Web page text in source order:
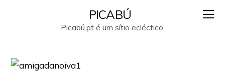
PICABÚ
Picabú.pt é um sítio ecléctico.